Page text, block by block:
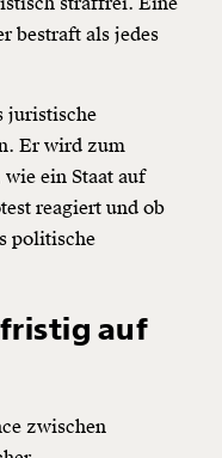
bestraft als jedes
juristische
Er wird zum
ein Staat auf
reagiert und ob
politische
auf
zwischen